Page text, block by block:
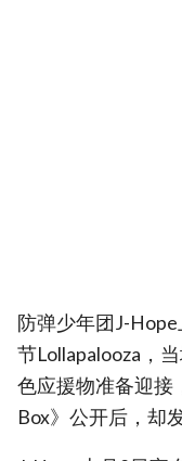
防弹少年团J-
节Lollapalooza，
色应援物准备迎接
Box》公开后，却